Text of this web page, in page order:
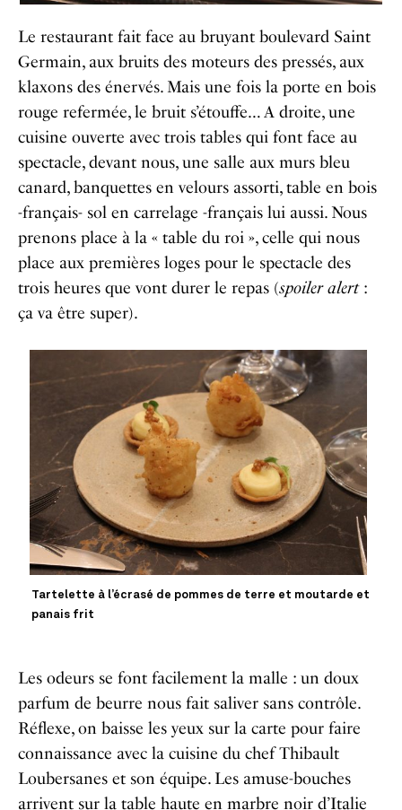
Le restaurant fait face au bruyant boulevard Saint
Germain, aux bruits des moteurs des pressés, aux
klaxons des énervés. Mais une fois la porte en bois
rouge refermée, le bruit s’étouffe… A droite, une
cuisine ouverte avec trois tables qui font face au
spectacle, devant nous, une salle aux murs bleu
canard, banquettes en velours assorti, table en bois
-français- sol en carrelage -français lui aussi. Nous
prenons place à la « table du roi », celle qui nous
place aux premières loges pour le spectacle des
trois heures que vont durer le repas (spoiler alert:
ça va être super).
Tartelette à l’écrasé de pommes de terre et moutarde et
panais frit
Les odeurs se font facilement la malle : un doux
parfum de beurre nous fait saliver sans contrôle.
Réflexe, on baisse les yeux sur la carte pour faire
connaissance avec la cuisine du chef Thibault
Loubersanes et son équipe. Les amuse-bouches
arrivent sur la table haute en marbre noir d’Italie